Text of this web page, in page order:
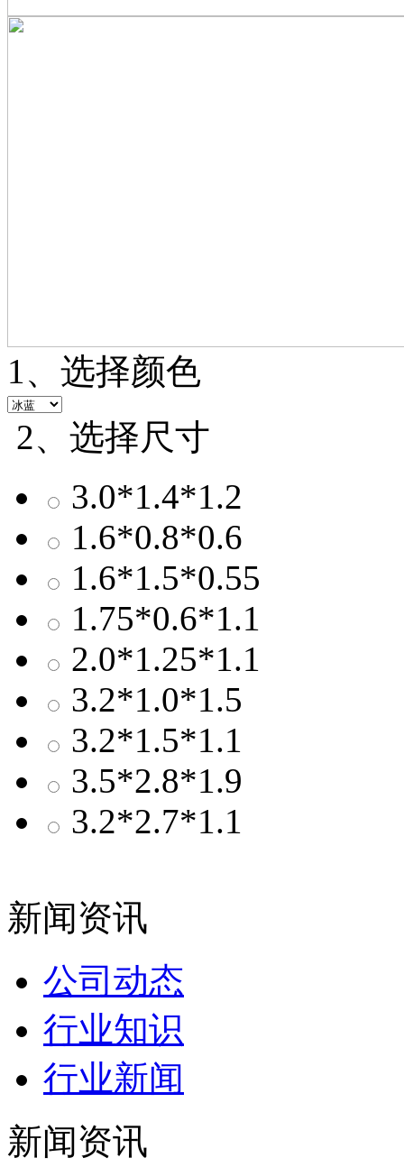
1、选择颜色
2、选择尺寸
3.0*1.4*1.2
1.6*0.8*0.6
1.6*1.5*0.55
1.75*0.6*1.1
2.0*1.25*1.1
3.2*1.0*1.5
3.2*1.5*1.1
3.5*2.8*1.9
3.2*2.7*1.1
新闻资讯
公司动态
行业知识
行业新闻
新闻资讯